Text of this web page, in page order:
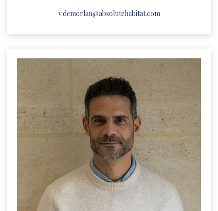
v.demorlan@absolutehabitat.com